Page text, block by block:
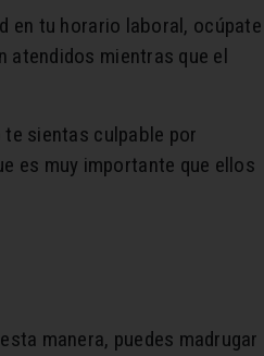
en tu horario laboral, ocúpate
atendidos mientras que el
te sientas culpable por
es muy importante que ellos
manera, puedes madrugar